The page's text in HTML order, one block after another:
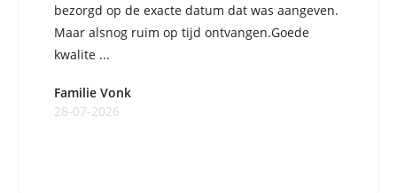
bezorgd op de exacte datum dat was aangeven.
Maar alsnog ruim op tijd ontvangen.Goede
kwalite ...
Familie Vonk
28-07-2026